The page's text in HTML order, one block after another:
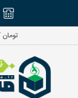
تومان IRT